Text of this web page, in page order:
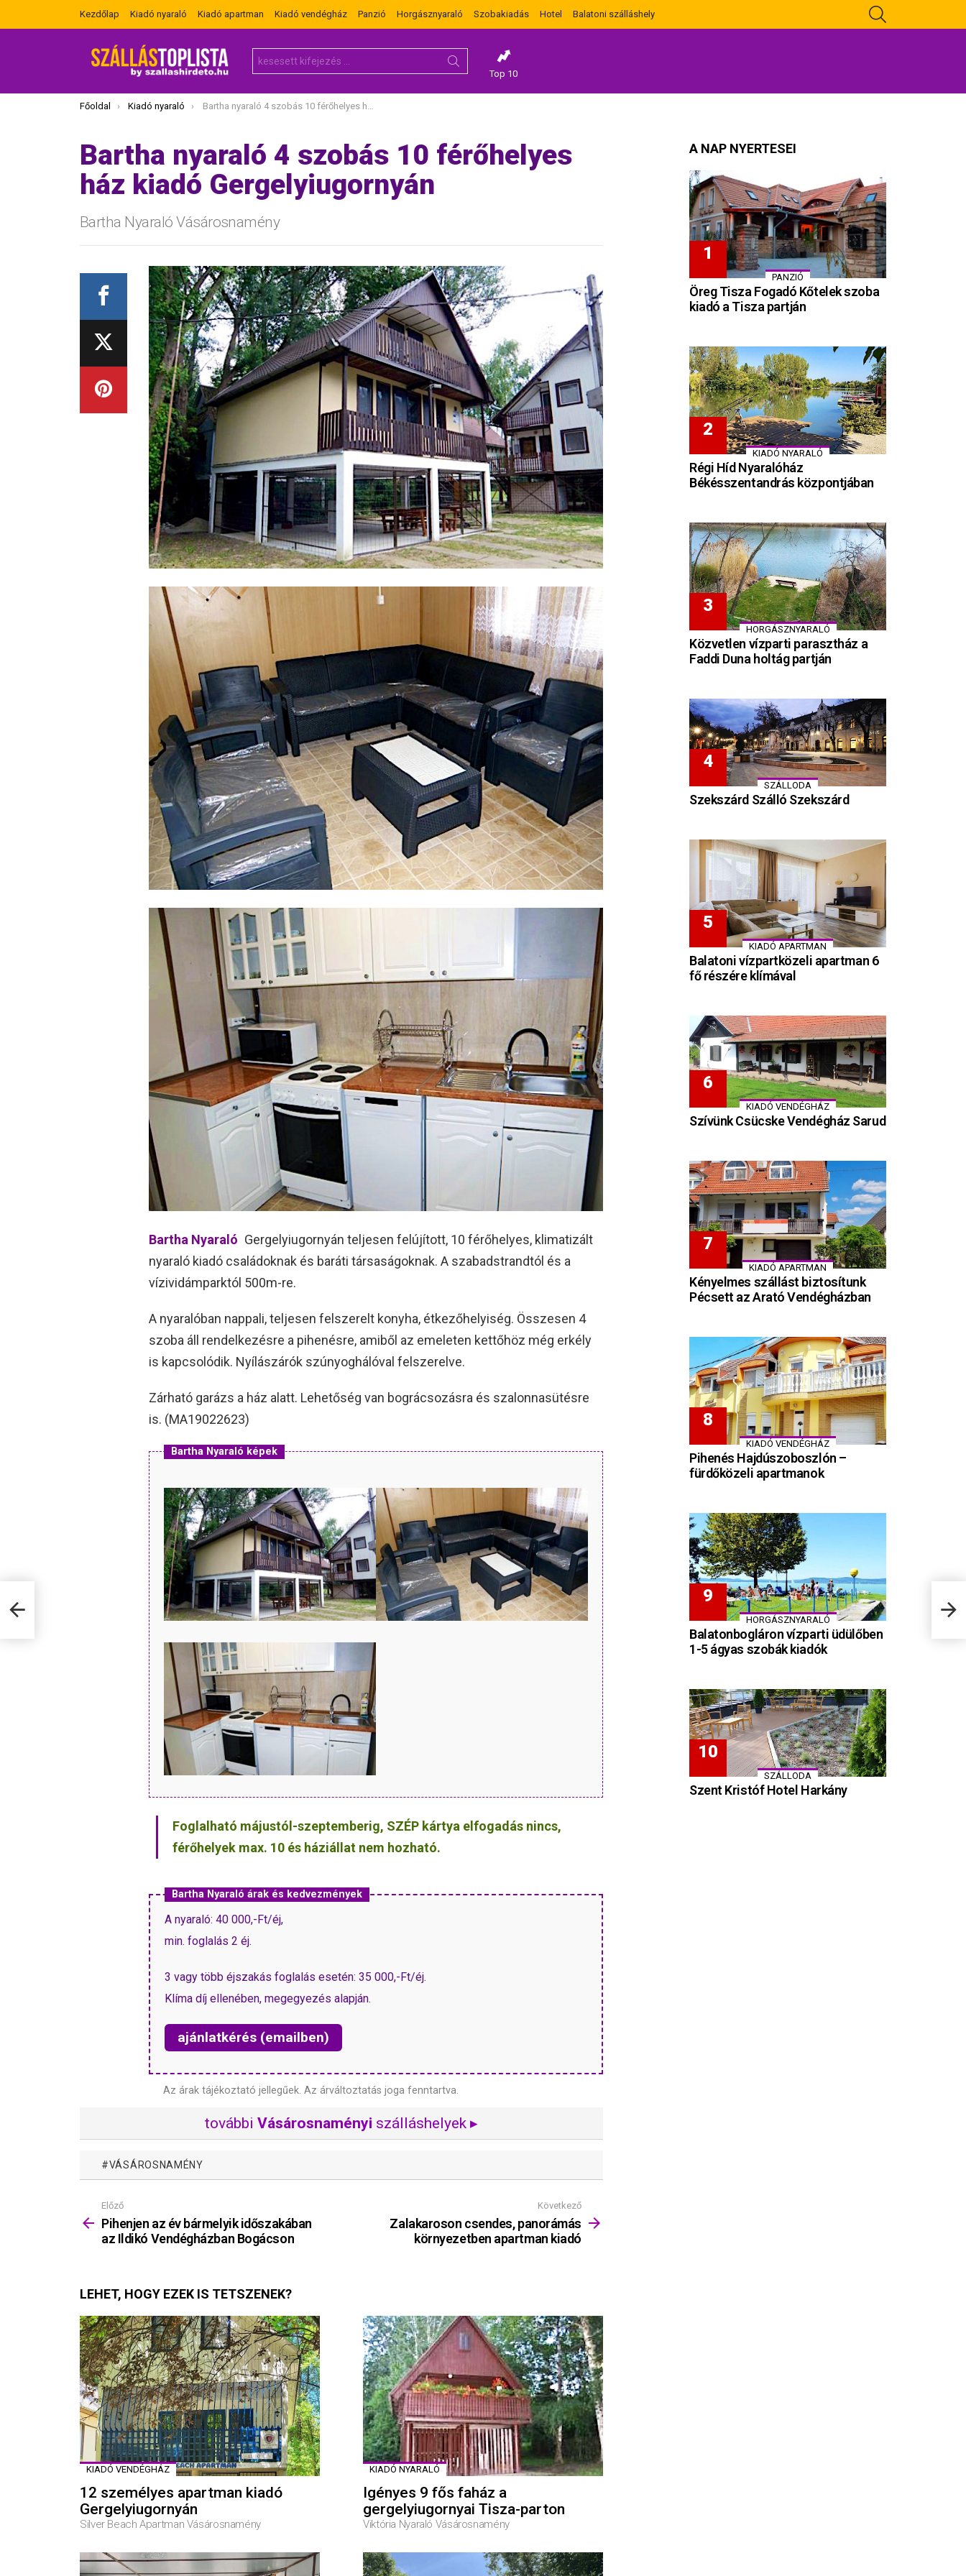
Kezdőlap Kiadó nyaraló Kiadó apartman Kiadó vendégház Panzió Horgásznyaraló Szobakiadás Hotel Balatoni szálláshely
for:
Top 10
Itt vagy most:
Főoldal Kiadó nyaraló Bartha nyaraló 4 szobás 10 férőhelyes ház kiadó Gergelyiugornyán
Bartha nyaraló 4 szobás 10 férőhelyes
ház kiadó Gergelyiugornyán
Bartha Nyaraló Vásárosnamény
Bartha Nyaraló Gergelyiugornyán teljesen felújított, 10 férőhelyes, klimatizált
nyaraló kiadó családoknak és baráti társaságoknak. A szabadstrandtól és a
vízividámparktól 500m-re.
A nyaralóban nappali, teljesen felszerelt konyha, étkezőhelyiség. Összesen 4
szoba áll rendelkezésre a pihenésre, amiből az emeleten kettőhöz még erkély
is kapcsolódik. Nyílászárók szúnyoghálóval felszerelve.
Zárható garázs a ház alatt. Lehetőség van bográcsozásra és szalonnasütésre
is. (MA19022623)
Bartha Nyaraló képek
Foglalható májustól-szeptemberig, SZÉP kártya elfogadás nincs,
férőhelyek max. 10 és háziállat nem hozható.
Bartha Nyaraló árak és kedvezmények
A nyaraló: 40 000,-Ft/éj,
min. foglalás 2 éj.
3 vagy több éjszakás foglalás esetén: 35 000,-Ft/éj.
Klíma díj ellenében, megegyezés alapján.
ajánlatkérés (emailben)
Az árak tájékoztató jellegűek. Az árváltoztatás joga fenntartva.
további Vásárosnaményi szálláshelyek ▸
VÁSÁROSNAMÉNY
Mutass
többet
Előző
Pihenjen az év bármelyik időszakában
az Ildikó Vendégházban Bogácson
Következő
Zalakaroson csendes, panorámás
környezetben apartman kiadó
LEHET, HOGY EZEK IS TETSZENEK?
KIADÓ VENDÉGHÁZ
12 személyes apartman kiadó
Gergelyiugornyán
Silver Beach Apartman Vásárosnamény
KIADÓ NYARALÓ
Igényes 9 fős faház a
gergelyiugornyai Tisza-parton
Viktória Nyaraló Vásárosnamény
az
A NAP NYERTESEI
PANZIÓ
Öreg Tisza Fogadó Kőtelek szoba
kiadó a Tisza partján
KIADÓ NYARALÓ
Régi Híd Nyaralóház
Békésszentandrás központjában
HORGÁSZNYARALÓ
Közvetlen vízparti parasztház a
Faddi Duna holtág partján
SZÁLLODA
Szekszárd Szálló Szekszárd
KIADÓ APARTMAN
Balatoni vízpartközeli apartman 6
fő részére klímával
KIADÓ VENDÉGHÁZ
Szívünk Csücske Vendégház Sarud
KIADÓ APARTMAN
Kényelmes szállást biztosítunk
Pécsett az Arató Vendégházban
KIADÓ VENDÉGHÁZ
Pihenés Hajdúszoboszlón –
fürdőközeli apartmanok
HORGÁSZNYARALÓ
Balatonbogláron vízparti üdülőben
1-5 ágyas szobák kiadók
SZÁLLODA
Szent Kristóf Hotel Harkány